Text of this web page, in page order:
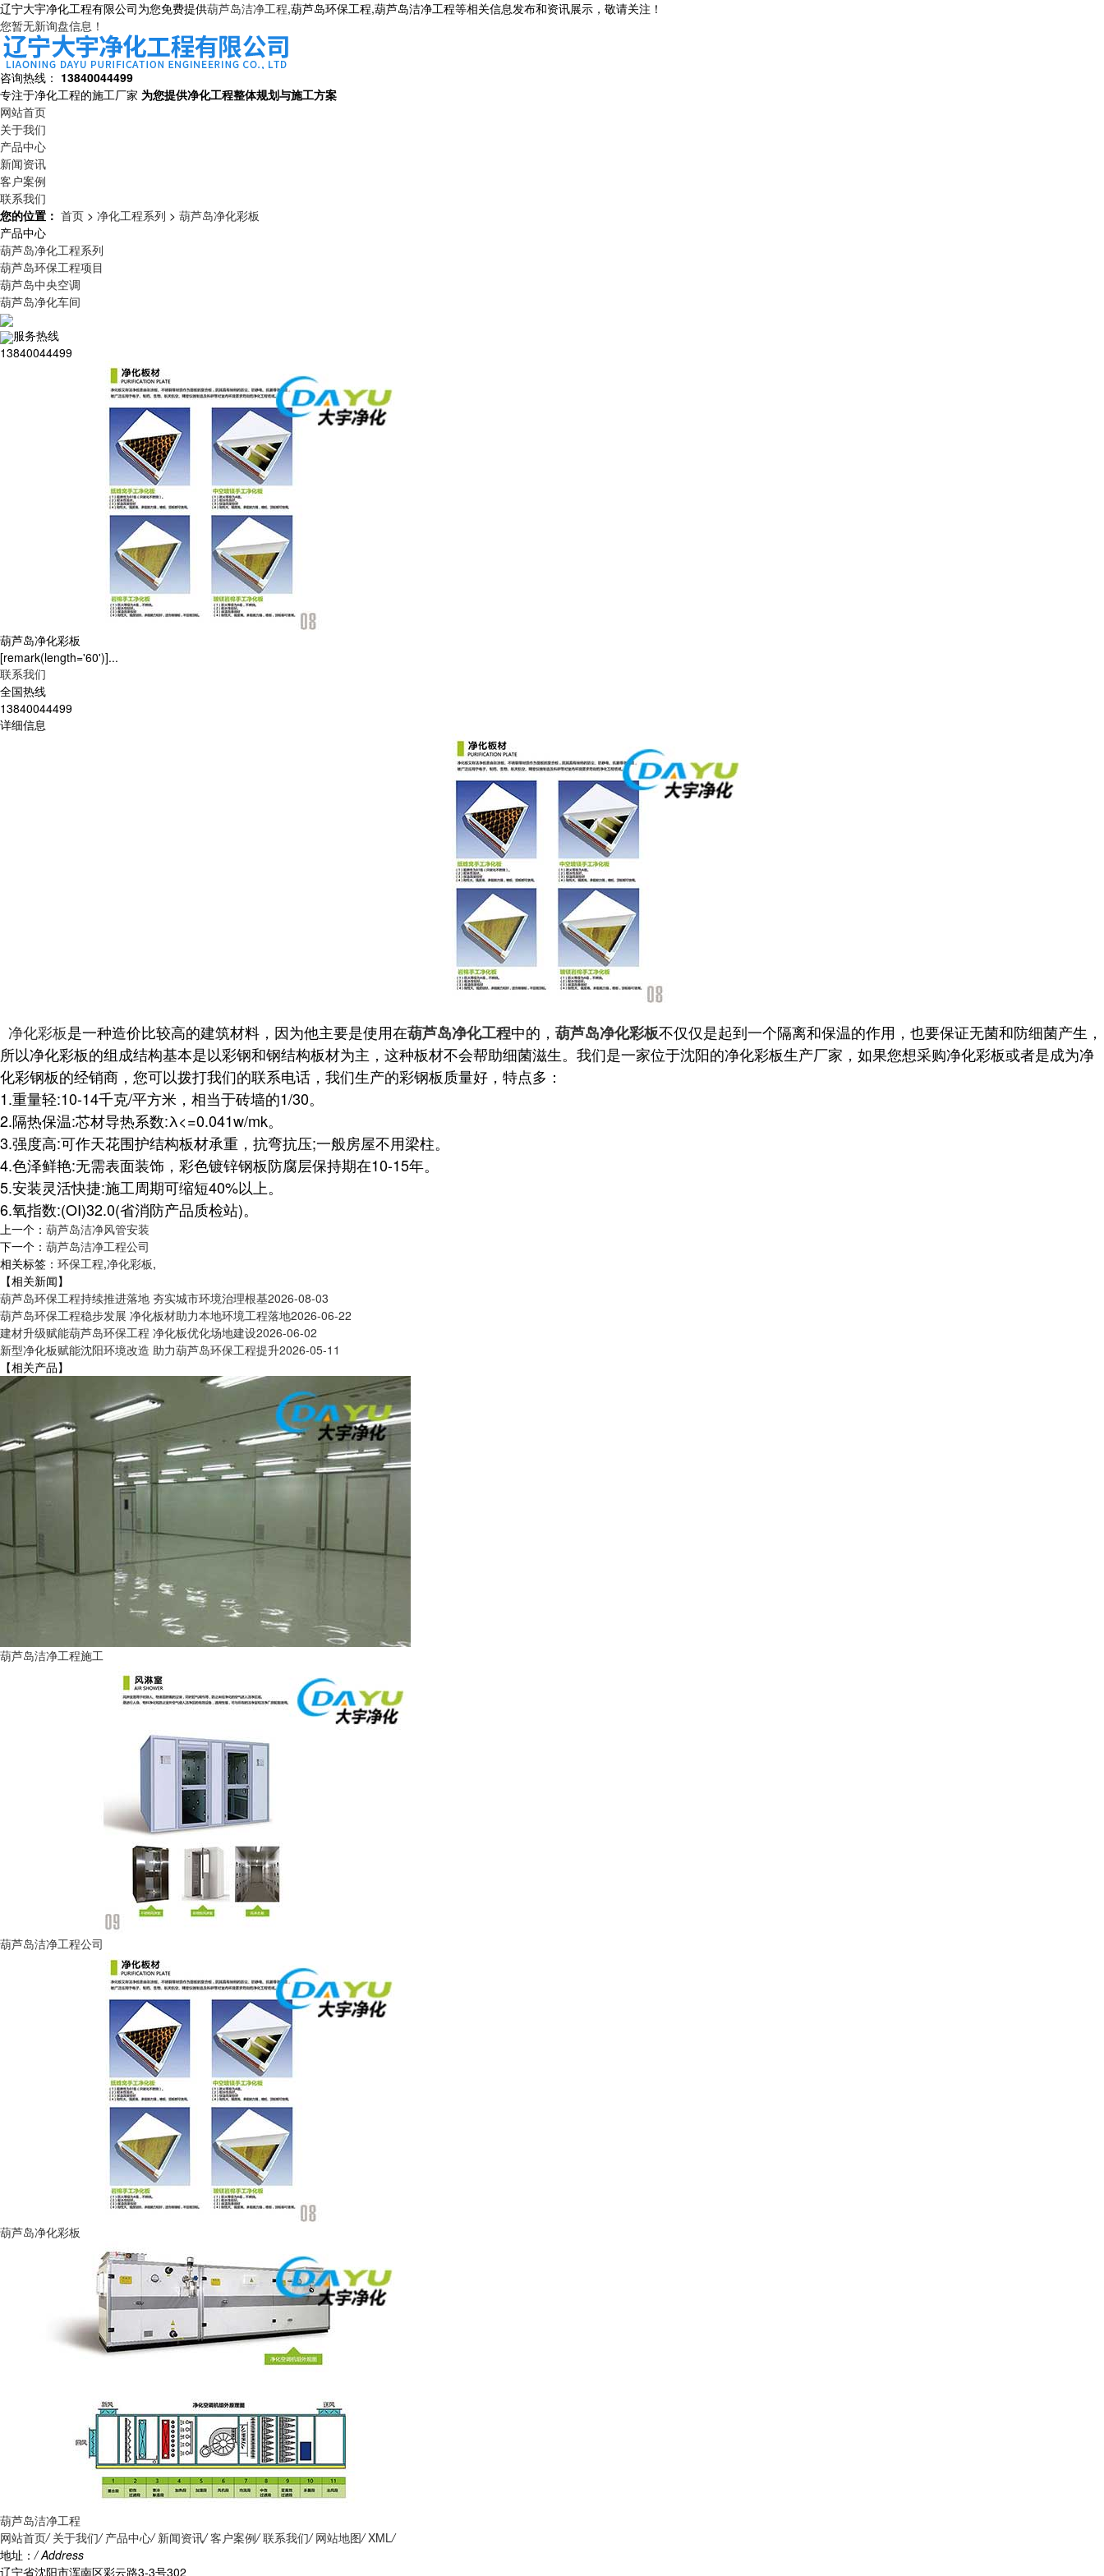
辽宁大宇净化工程有限公司为您免费提供葫芦岛洁净工程,葫芦岛环保工程,葫芦岛洁净工程等相关信息发布和资讯展示，敬请关注！
您暂无新询盘信息！
咨询热线： 13840044499
专注于净化工程的施工厂家 为您提供净化工程整体规划与施工方案
网站首页
关于我们
产品中心
新闻资讯
客户案例
联系我们
您的位置： 首页 > 净化工程系列 > 葫芦岛净化彩板
产品中心
葫芦岛净化工程系列
葫芦岛环保工程项目
葫芦岛中央空调
葫芦岛净化车间
服务热线
13840044499
葫芦岛净化彩板
[remark(length='60')]...
联系我们
全国热线
13840044499
详细信息
净化彩板是一种造价比较高的建筑材料，因为他主要是使用在葫芦岛净化工程中的， 葫芦岛净化彩板不仅仅是起到一个隔离和保温的作用，也要保证无菌和防细菌产生，
所以净化彩板的组成结构基本是以彩钢和钢结构板材为主，这种板材不会帮助细菌滋生。我们是一家位于沈阳的净化彩板生产厂家，如果您想采购净化彩板或者是成为净
化彩钢板的经销商，您可以拨打我们的联系电话，我们生产的彩钢板质量好，特点多：
1.重量轻:10-14千克/平方米，相当于砖墙的1/30。
2.隔热保温:芯材导热系数:λ<=0.041w/mk。
3.强度高:可作天花围护结构板材承重，抗弯抗压;一般房屋不用梁柱。
4.色泽鲜艳:无需表面装饰，彩色镀锌钢板防腐层保持期在10-15年。
5.安装灵活快捷:施工周期可缩短40%以上。
6.氧指数:(OI)32.0(省消防产品质检站)。
上一个： 葫芦岛洁净风管安装
下一个： 葫芦岛洁净工程公司
相关标签： 环保工程,净化彩板,
【相关新闻】
葫芦岛环保工程持续推进落地 夯实城市环境治理根基2026-08-03
葫芦岛环保工程稳步发展 净化板材助力本地环境工程落地2026-06-22
建材升级赋能葫芦岛环保工程 净化板优化场地建设2026-06-02
新型净化板赋能沈阳环境改造 助力葫芦岛环保工程提升2026-05-11
【相关产品】
葫芦岛洁净工程施工
葫芦岛洁净工程公司
葫芦岛净化彩板
葫芦岛洁净工程
网站首页/ 关于我们/ 产品中心/ 新闻资讯/ 客户案例/ 联系我们/ 网站地图/ XML/
地址：/ Address
辽宁省沈阳市浑南区彩云路3-3号302